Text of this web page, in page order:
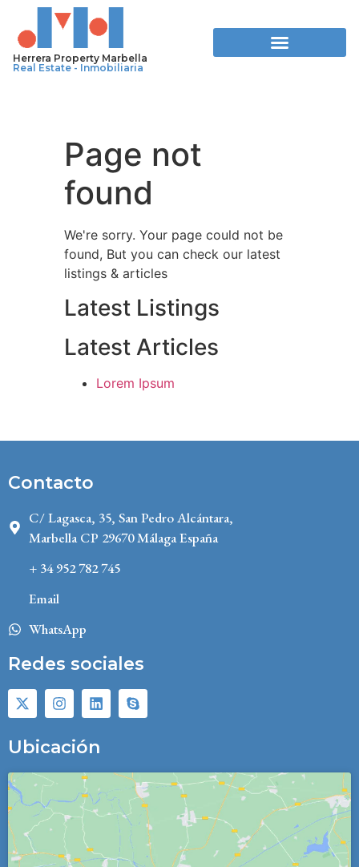
Herrera Property Marbella
Real Estate - Inmobiliaria
Page not
found
We're sorry. Your page could not be
found, But you can check our latest
listings & articles
Latest Listings
Latest Articles
Lorem Ipsum
Contacto
C/ Lagasca, 35, San Pedro Alcántara,
Marbella CP 29670 Málaga España
+ 34 952 782 745
Email
WhatsApp
Redes sociales
Ubicación